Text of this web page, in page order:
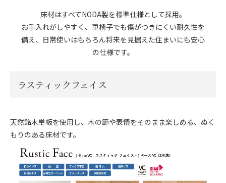
床材はすべてNODA製を標準仕様として採用。
お手入れがしやすく、車椅子でも傷がつきにくい耐久性を
備え、日常使いはもちろん将来を見据えた住まいにも安心
の仕様です。
ラスティックフェイス
天然銘木単板を使用し、木の節や表情をそのまま楽しめる、ぬく
もりのある床材です。